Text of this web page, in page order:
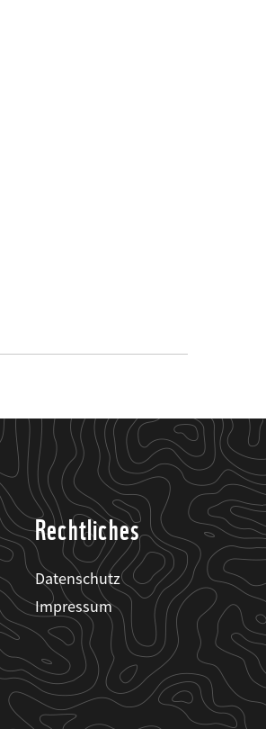
Rechtliches
Datenschutz
Impressum